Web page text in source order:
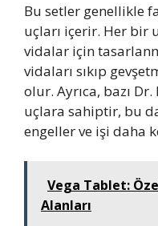
Bu setler genellikle
uçları içerir. Her bir
vidalar için
vidaları sıkıp
olur. Ayrıca, bazı
uçlara sahiptir, bu
engeller ve işi daha
Vega Tablet:
Alanları